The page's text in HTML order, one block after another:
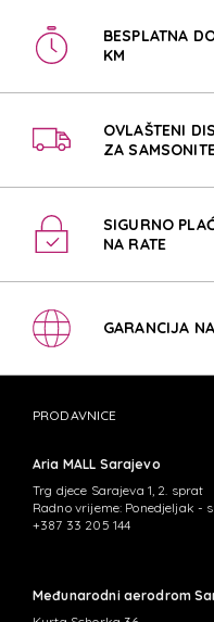
BESPLATNA
KM
OVLAŠTENI
ZA
SIGURNO
NA RATE
GARANCIJA
PRODAVNICE
Aria MALL Sarajevo
Trg djece Sarajeva 1, 2. sprat
Radno vrijeme: Ponedjeljak -
+387 33 205 144
Međunarodni aerodrom